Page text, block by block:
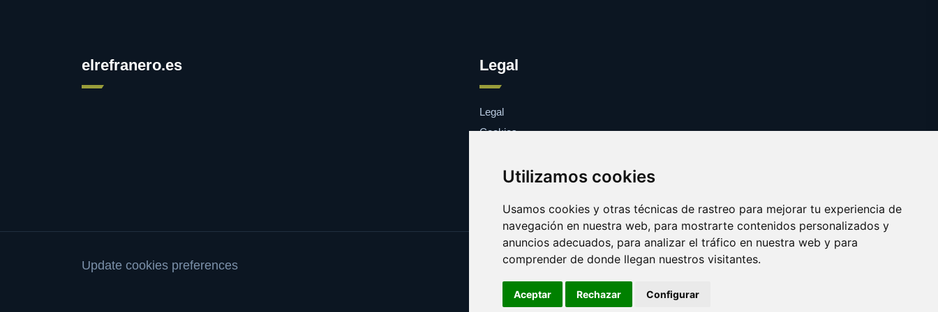
Utilizamos cookies
Usamos cookies y otras técnicas de rastreo para mejorar tu experiencia de
navegación en nuestra web, para mostrarte contenidos personalizados y
anuncios adecuados, para analizar el tráfico en nuestra web y para
comprender de donde llegan nuestros visitantes.
Aceptar Rechazar Configurar
elrefranero.es Legal
Legal
Cookies
Update cookies preferences
Copyright © 2025